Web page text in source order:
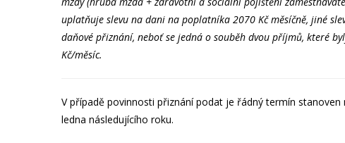
uplatňuje slevu na dani na poplatníka 2070 Kč měsíčně, jiné
daňové přiznání, neboť se jedná o souběh dvou příjmů, které
Kč/měsíc.
V případě povinnosti přiznání podat je řádný termín
ledna následujícího roku.
K